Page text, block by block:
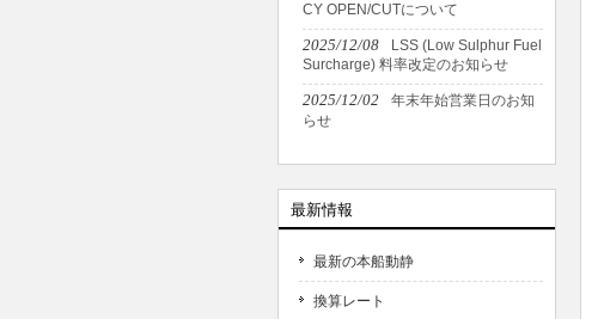
CY OPEN/CUTについて
2025/12/08
LSS (Low Sulphur Fuel
Surcharge) 料率改定のお知らせ
2025/12/02
年末年始営業日のお知
らせ
最新情報
最新の本船動静
換算レート